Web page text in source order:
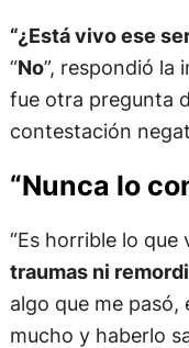
“¿Está vivo ese
“No”, respondió la
fue otra pregunta
contestación
“Nunca lo
“Es horrible lo que
traumas ni
algo que me pasó,
mucho y haberlo